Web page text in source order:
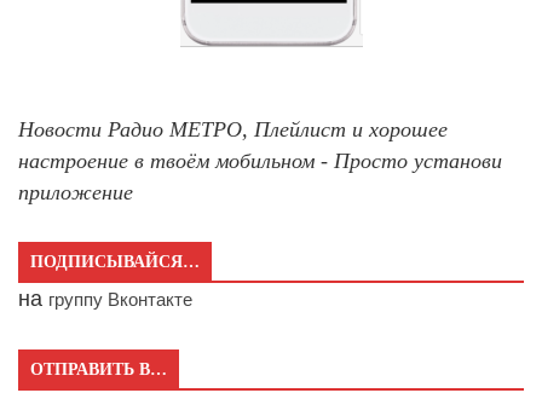
Новости Радио МЕТРО, Плейлист и хорошее
настроение в твоём мобильном - Просто установи
приложение
ПОДПИСЫВАЙСЯ…
на группу Вконтакте
ОТПРАВИТЬ В…